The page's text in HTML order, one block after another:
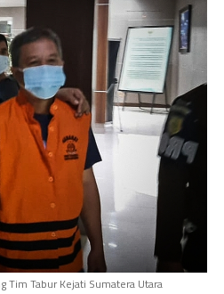
Tim Tabur Kejati Sumatera Utara